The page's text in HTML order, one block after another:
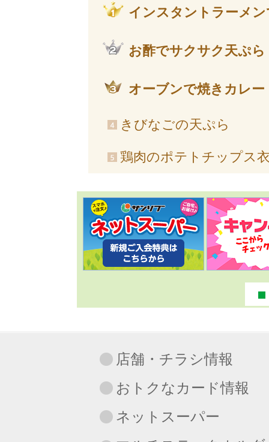
インスタントラーメ
お酢でサクサク天ぷら
オーブンで焼きカレー
きびなごの天ぷら
鶏肉のポテトチップス
店舗・チラシ情報
おトクなカード情報
ネットスーパー